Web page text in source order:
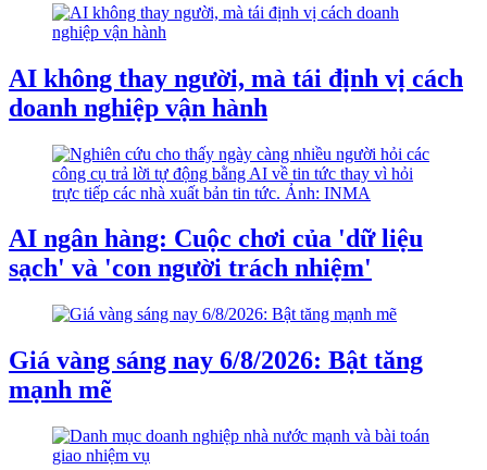
AI không thay người, mà tái định vị cách
doanh nghiệp vận hành
AI ngân hàng: Cuộc chơi của 'dữ liệu
sạch' và 'con người trách nhiệm'
Giá vàng sáng nay 6/8/2026: Bật tăng
mạnh mẽ